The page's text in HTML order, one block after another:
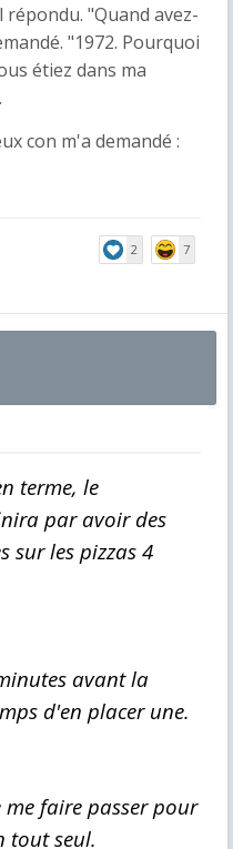
répondu. "Quand avez-
"1972. Pourquoi
étiez dans ma
con m'a demandé :
2 7
terme, le
par avoir des
sur les pizzas 4
avant la
d'en placer une.
me faire passer pour
tout seul.